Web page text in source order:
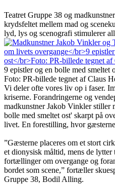
Teatret Gruppe 38 og
krydsfeltet mellem mad og
lyd, lys og scenografi stimulerer
9 epistler og en bolle med smeltet
Foto: PR-billede tegnet af Claus
Vi deler ofte vores liv op i faser.
kriserne. Forandringerne og
madkunstner Jakob Vinkler stiller
bolle med smeltet ost' skarpt på
livet. En forestilling, hvor
”Gæsterne placeres om et stort
et dionysisk måltid, mens de
fortællinger om overgange og
bordet som scene,” fortæller
Gruppe 38, Bodil Alling.